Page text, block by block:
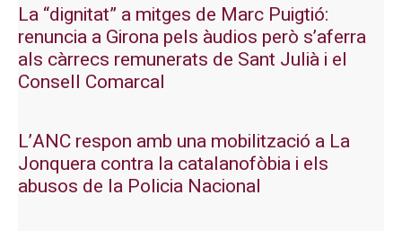
La “dignitat” a mitges de Marc Puigtió:
renuncia a Girona pels àudios però s’aferra
als càrrecs remunerats de Sant Julià i el
Consell Comarcal
L’ANC respon amb una mobilització a La
Jonquera contra la catalanofòbia i els
abusos de la Policia Nacional